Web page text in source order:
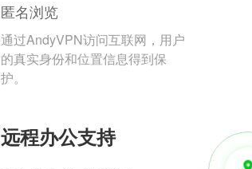
匿名浏览
通过AndyVPN访问互联网，用户
的真实身份和位置信息得到保
护。
远程办公支持